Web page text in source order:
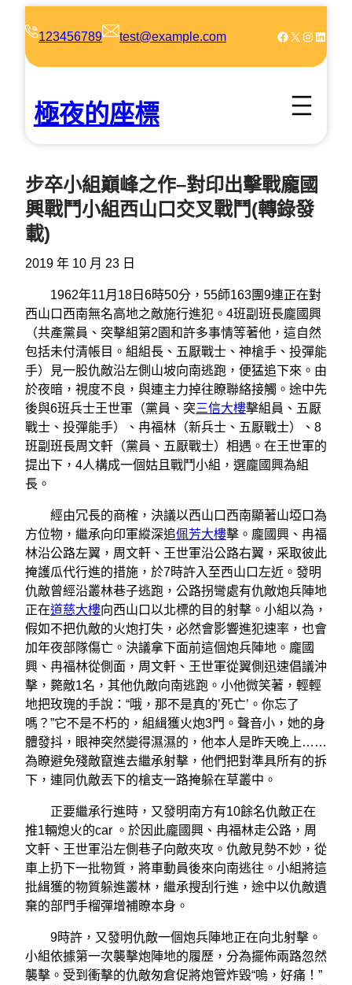
123456789 test@example.com Facebook X Instagram LinkedIn
極夜的座標
步卒小組巔峰之作–對印出擊戰龐國
興戰鬥小組西山口交叉戰鬥(轉錄發
載)
2019 年 10 月 23 日
1962年11月18日6時50分，55師163團9連正在對
西山口西南無名高地之敵施行進犯。4班副班長龐國興
（共產黨員、突擊組第2園和許多事情等著他，這自然
包括未付清帳目。組組長、五厭戰士、神槍手、投彈能
手）見一股仇敵沿左側山坡向南逃跑，便猛追下來。由
於夜暗，視度不良，與連主力掉往瞭聯絡接觸。途中先
後與6班兵士王世軍（黨員、突三信大樓擊組員、五厭
戰士、投彈能手）、冉福林（新兵士、五厭戰士）、8
班副班長周文軒（黨員、五厭戰士）相遇。在王世軍的
提出下，4人構成一個姑且戰鬥小組，選龐國興為組
長。
經由冗長的商榷，決議以西山口西南顯著山埡口為
方位物，繼承向印軍縱深追佩芳大樓擊。龐國興、冉福
林沿公路左翼，周文軒、王世軍沿公路右翼，采取彼此
掩護瓜代行進的措施，於7時許入至西山口左近。發明
仇敵曾經沿叢林巷子逃跑，公路拐彎處有仇敵炮兵陣地
正在道慈大樓向西山口以北標的目的射擊。小組以為，
假如不把仇敵的火炮打失，必然會影響進犯速率，也會
加年夜部隊傷亡。決議拿下面前這個炮兵陣地。龐國
興、冉福林從側面，周文軒、王世軍從翼側迅速倡議沖
擊，斃敵1名，其他仇敵向南逃跑。小他微笑著，輕輕
地把玫瑰的手說：“哦，那不是真的’死亡’。你忘了
嗎？”它不是不朽的，組緝獲火炮3門。聲音小，她的身
體發抖，眼神突然變得濕濕的，他本人是昨天晚上……
為瞭避免殘敵竄進去繼承射擊，他們把對準具所有的拆
下，連同仇敵丟下的槍支一路掩躲在草叢中。
正要繼承行進時，又發明南方有10餘名仇敵正在
推1輛熄火的car 。於因此龐國興、冉福林走公路，周
文軒、王世軍沿左側巷子向敵夾攻。仇敵見勢不妙，從
車上扔下一批物質，將車動員後來向南逃往。小組將這
批緝獲的物質躲進叢林，繼承搜刮行進，途中以仇敵遺
棄的部門手榴彈增補瞭本身。
9時許，又發明仇敵一個炮兵陣地正在向北射擊。
小組依據第一次襲擊炮陣地的履歷，分為擺佈兩路忽然
襲擊。受到衝擊的仇敵匆倉促將炮管炸毀“嗚，好痛！”